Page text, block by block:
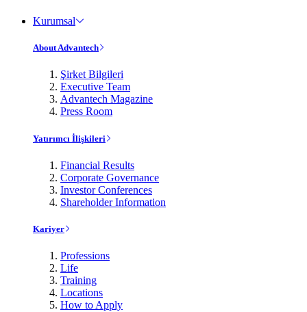
Kurumsal
About Advantech
Şirket Bilgileri
Executive Team
Advantech Magazine
Press Room
Yatırımcı İlişkileri
Financial Results
Corporate Governance
Investor Conferences
Shareholder Information
Kariyer
Professions
Life
Training
Locations
How to Apply